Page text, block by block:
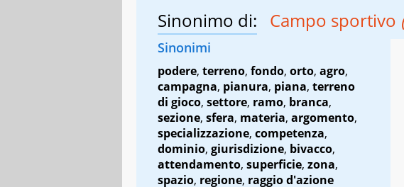
Sinonimo di: Campo sportivo
Sinonimi
podere, terreno, fondo, orto, agro,
campagna, pianura, piana, terreno
di gioco, settore, ramo, branca,
sezione, sfera, materia, argomento,
specializzazione, competenza,
dominio, giurisdizione, bivacco,
attendamento, superficie, zona,
spazio, regione, raggio d'azione